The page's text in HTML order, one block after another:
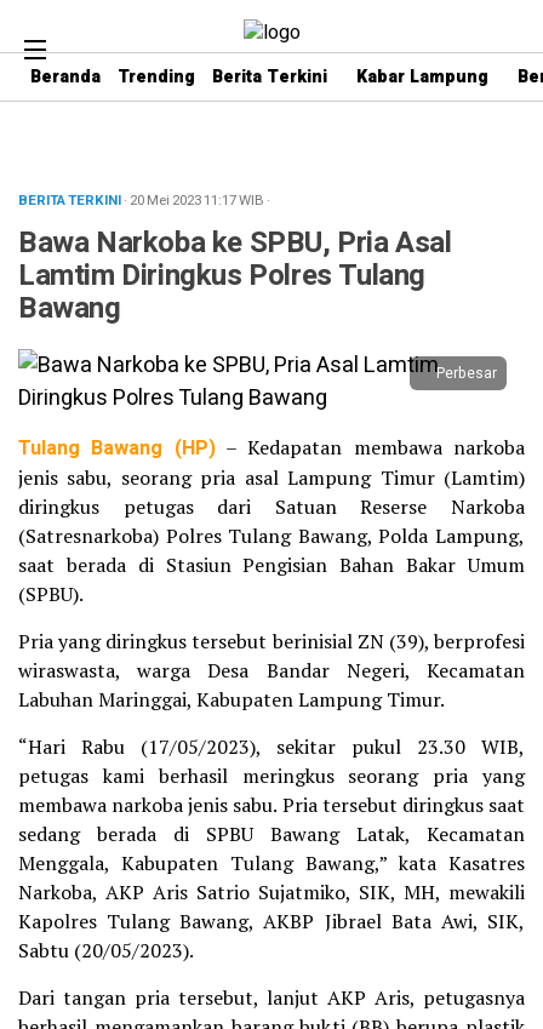
Beranda Trending Berita Terkini Kabar Lampung
BERITA TERKINI· 20 Mei 202311:17WIB ·
Bawa Narkoba ke SPBU, Pria Asal
Lamtim Diringkus Polres Tulang
Bawang
Perbesar
Tulang Bawang (HP)– Kedapatan membawa narkoba
jenis sabu, seorang pria asal Lampung Timur (Lamtim)
diringkus petugas dari Satuan Reserse Narkoba
(Satresnarkoba) Polres Tulang Bawang, Polda Lampung,
saat berada di Stasiun Pengisian Bahan Bakar Umum
(SPBU).
Pria yang diringkus tersebut berinisial ZN (39), berprofesi
wiraswasta, warga Desa Bandar Negeri, Kecamatan
Labuhan Maringgai, Kabupaten Lampung Timur.
“Hari Rabu (17/05/2023), sekitar pukul 23.30 WIB,
petugas kami berhasil meringkus seorang pria yang
membawa narkoba jenis sabu. Pria tersebut diringkus saat
sedang berada di SPBU Bawang Latak, Kecamatan
Menggala, Kabupaten Tulang Bawang,” kata Kasatres
Narkoba, AKP Aris Satrio Sujatmiko, SIK, MH, mewakili
Kapolres Tulang Bawang, AKBP Jibrael Bata Awi, SIK,
Sabtu (20/05/2023).
Dari tangan pria tersebut, lanjut AKP Aris, petugasnya